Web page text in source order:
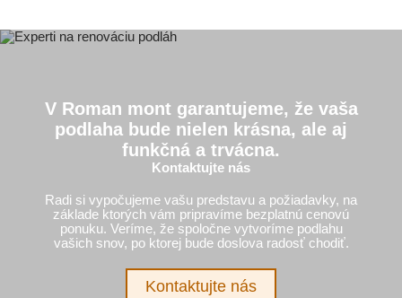
V Roman mont garantujeme, že vaša
podlaha bude nielen krásna, ale aj
funkčná a trvácna.
Kontaktujte nás
Radi si vypočujeme vašu predstavu a požiadavky, na
základe ktorých vám pripravíme bezplatnú cenovú
ponuku. Veríme, že spoločne vytvoríme podlahu
vašich snov, po ktorej bude doslova radosť chodiť.
Kontaktujte nás